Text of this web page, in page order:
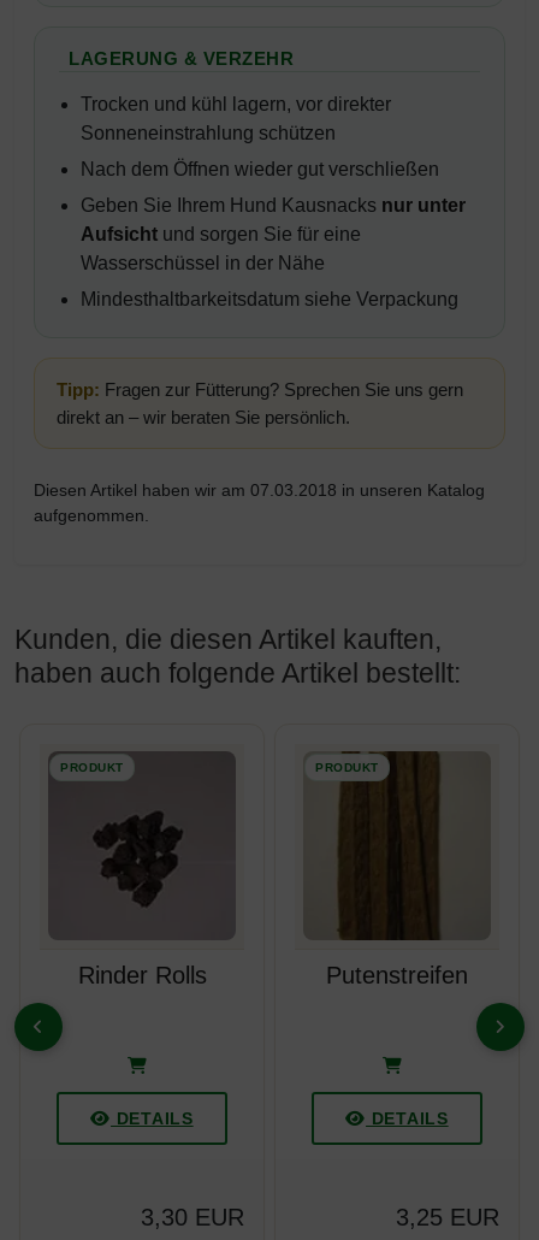
LAGERUNG & VERZEHR
Trocken und kühl lagern, vor direkter
Sonneneinstrahlung schützen
Nach dem Öffnen wieder gut verschließen
Geben Sie Ihrem Hund Kausnacks nur unter
Aufsicht und sorgen Sie für eine
Wasserschüssel in der Nähe
Mindesthaltbarkeitsdatum siehe Verpackung
Tipp: Fragen zur Fütterung? Sprechen Sie uns gern
direkt an – wir beraten Sie persönlich.
Diesen Artikel haben wir am 07.03.2018 in unseren Katalog
aufgenommen.
Kunden, die diesen Artikel kauften,
haben auch folgende Artikel bestellt:
ZURÜCK
Rinder Rolls
DETAILS
3,30 EUR
Putenstreifen
DETAILS
3,25 EUR
VOR